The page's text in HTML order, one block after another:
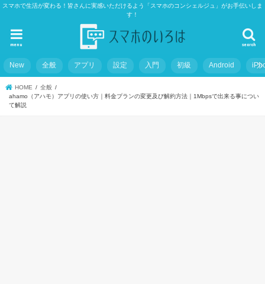
スマホで生活が変わる！皆さんに実感いただけるよう「スマホのコンシェルジュ」がお手伝いしま
す！
search
menu
New 全般 アプリ 設定 入門 初級 Android
HOME
全般
ahamo（アハモ）アプリの使い方｜料金プランの変更及び解約方法｜1Mbpsで出来る事につい
て解説